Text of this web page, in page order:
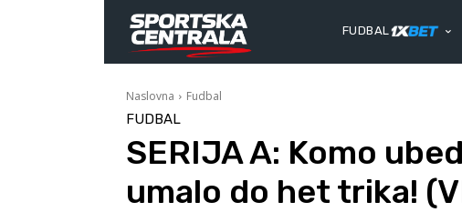
FUDBAL
Naslovna Fudbal
FUDBAL
SERIJA A: Komo
umalo do het trika!